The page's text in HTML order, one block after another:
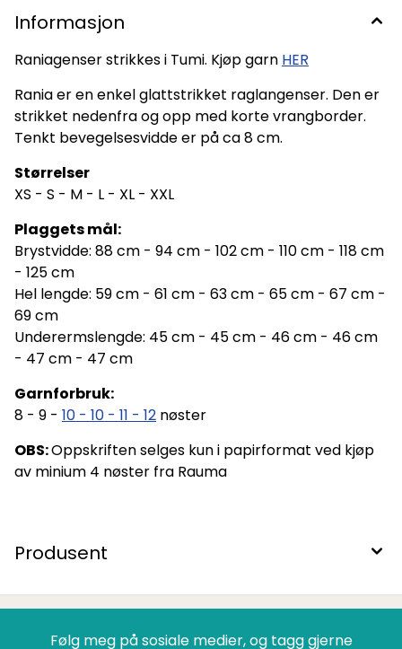
Informasjon
Raniagenser strikkes i Tumi. Kjøp garn HER
Rania er en enkel glattstrikket raglangenser. Den er
strikket nedenfra og opp med korte vrangborder.
Tenkt bevegelsesvidde er på ca 8 cm.
Størrelser
XS - S - M - L - XL - XXL
Plaggets mål:
Brystvidde: 88 cm - 94 cm - 102 cm - 110 cm - 118 cm
- 125 cm
Hel lengde: 59 cm - 61 cm - 63 cm - 65 cm - 67 cm -
69 cm
Underermslengde: 45 cm - 45 cm - 46 cm - 46 cm
- 47 cm - 47 cm
Garnforbruk:
8 - 9 - 10 - 10 - 11 - 12 nøster
OBS:Oppskriften selges kun i papirformat ved kjøp
av minium 4 nøster fra Rauma
Produsent
Følg meg på sosiale medier, og tagg gjerne